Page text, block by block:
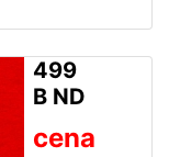
499
B ND
cena